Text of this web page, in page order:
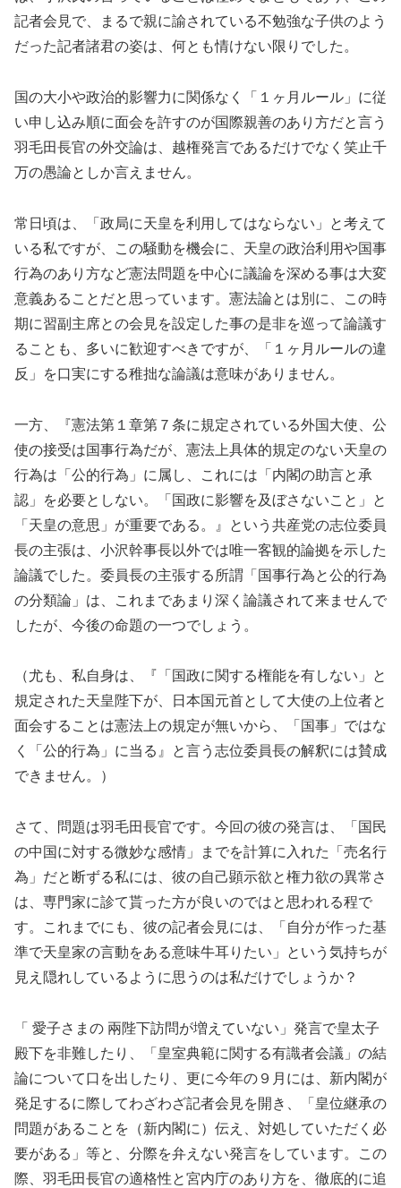
記者会見で、まるで親に諭されている不勉強な子供のよう
だった記者諸君の姿は、何とも情けない限りでした。
国の大小や政治的影響力に関係なく「１ヶ月ルール」に従
い申し込み順に面会を許すのが国際親善のあり方だと言う
羽毛田長官の外交論は、越権発言であるだけでなく笑止千
万の愚論としか言えません。
常日頃は、「政局に天皇を利用してはならない」と考えて
いる私ですが、この騒動を機会に、天皇の政治利用や国事
行為のあり方など憲法問題を中心に議論を深める事は大変
意義あることだと思っています。憲法論とは別に、この時
期に習副主席との会見を設定した事の是非を巡って論議す
ることも、多いに歓迎すべきですが、「１ヶ月ルールの違
反」を口実にする稚拙な論議は意味がありません。
一方、『憲法第１章第７条に規定されている外国大使、公
使の接受は国事行為だが、憲法上具体的規定のない天皇の
行為は「公的行為」に属し、これには「内閣の助言と承
認」を必要としない。「国政に影響を及ぼさないこと」と
「天皇の意思」が重要である。』という共産党の志位委員
長の主張は、小沢幹事長以外では唯一客観的論拠を示した
論議でした。委員長の主張する所謂「国事行為と公的行為
の分類論」は、これまであまり深く論議されて来ませんで
したが、今後の命題の一つでしょう。
（尤も、私自身は、『「国政に関する権能を有しない」と
規定された天皇陛下が、日本国元首として大使の上位者と
面会することは憲法上の規定が無いから、「国事」ではな
く「公的行為」に当る』と言う志位委員長の解釈には賛成
できません。）
さて、問題は羽毛田長官です。今回の彼の発言は、「国民
の中国に対する微妙な感情」までを計算に入れた「売名行
為」だと断ずる私には、彼の自己顕示欲と権力欲の異常さ
は、専門家に診て貰った方が良いのではと思われる程で
す。これまでにも、彼の記者会見には、「自分が作った基
準で天皇家の言動をある意味牛耳りたい」という気持ちが
見え隠れしているように思うのは私だけでしょうか？
「 愛子さまの 兩陛下訪問が増えていない」発言で皇太子
殿下を非難したり、「皇室典範に関する有識者会議」の結
論について口を出したり、更に今年の９月には、新内閣が
発足するに際してわざわざ記者会見を開き、「皇位継承の
問題があることを（新内閣に）伝え、対処していただく必
要がある」等と、分際を弁えない発言をしています。この
際、羽毛田長官の適格性と宮内庁のあり方を、徹底的に追